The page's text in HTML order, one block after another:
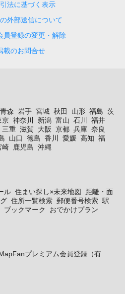
法に基づく表示
外部送信について
員登録の変更・解除
載のお問合せ
青森 岩手 宮城 秋田 山形 福島 茨
京 神奈川 新潟 富山 石川
福井
三重 滋賀 大阪 京都 兵庫 奈良
山口 徳島 香川 愛媛 高知 福
崎 鹿児島 沖縄
ル 住まい探し×未来地図
距離・面
住所一覧検索 郵便番号検索 駅
ブックマーク おでかけプラン
プレミアム会員登録（有